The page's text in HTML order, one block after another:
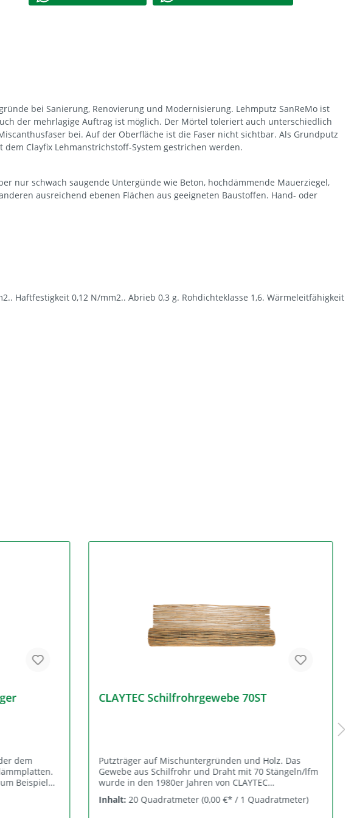
bei Sanierung, Renovierung und Modernisierung. Lehmputz SanReMo ist
der mehrlagige Auftrag ist möglich. Der Mörtel toleriert auch unterschiedlich
bei. Auf der Oberfläche ist die Faser nicht sichtbar. Als Grundputz
dem Clayfix Lehmanstrichstoff-System gestrichen werden.
nur schwach saugende Untergünde wie Beton, hochdämmende Mauerziegel,
ausreichend ebenen Flächen aus geeigneten Baustoffen. Hand- oder
Haftfestigkeit 0,12 N/mm2.. Abrieb 0,3 g. Rohdichteklasse 1,6. Wärmeleitfähigkeit
dem
Beispiel
CLAYTEC Schilfrohrgewebe 70ST
Putzträger auf Mischuntergründen und Holz. Das
Gewebe aus Schilfrohr und Draht mit 70 Stängeln/lfm
wurde in den 1980er Jahren von CLAYTEC
Halmabstände passen perfekt zur Körnung grober
Inhalt: 20 Quadratmeter(0,00 €* / 1 Quadratmeter)